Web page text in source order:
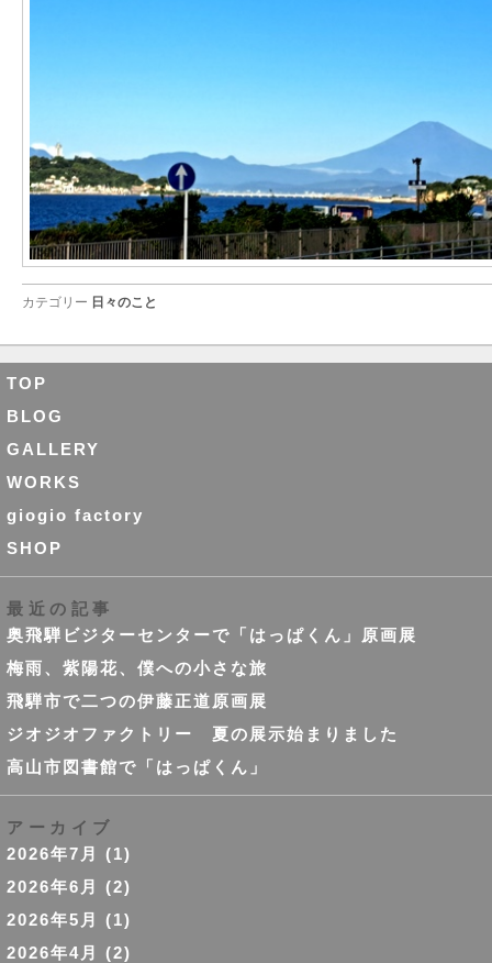
カテゴリー 日々のこと
TOP
BLOG
GALLERY
WORKS
giogio factory
SHOP
最近の記事
奥飛騨ビジターセンターで「はっぱくん」原画展
梅雨、紫陽花、僕への小さな旅
飛騨市で二つの伊藤正道原画展
ジオジオファクトリー 夏の展示始まりました
高山市図書館で「はっぱくん」
アーカイブ
2026年7月
(1)
2026年6月
(2)
2026年5月
(1)
2026年4月
(2)